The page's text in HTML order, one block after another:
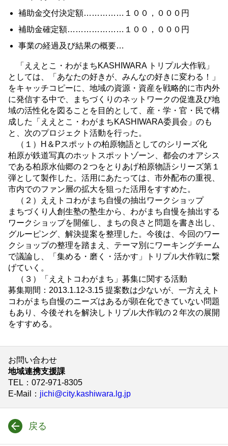
補助金交付決定額……………１００，０００円
補助金確定額…………………１００，０００円
事業の経過及び結果の概要…
「ええとこ・わがまちKASHIWARA トリプル大作戦」
としては、「あなたの好きが、みんなの好きに変わる！」
をキャッチコピーに、地域の資源・資産を戦略的に市内外
に発信する中で、まちづくりのネットワークの促進及び地
域の活性化を図ることを目的として、産・学・官・民で構
成した「ええとこ・わがまちKASHIWARA委員会」のも
と、次のプロジェクト活動を行った。
（１）H＆Pスポットの柏原物語としてのシリーズ化
柏原が鉄道写真のホットスポットゾーン、都会のオアシス
である柏原水仙郷の２つをとりあげ柏原物語シリーズ第１
弾として製作した。活用にあたっては、市外配布の重視、
市内でのファン層の拡大を狙った活用をすすめた。
（２）ええトコわがまち自慢の抽出ワークショップ
まちづくり人創生塾の塾生から、わがまち自慢を抽出する
ワークショップを開催し、まちの良さと問題を書き出し、
グルーピング、解決提案を整理した。今後は、今回のワー
クショップの整理を踏まえ、テーマ別にワーキングチーム
で議論し、「集める・磨く・活かす」トリプル大作戦に繋
げていく。
（３）「ええトコわがまち」募集に関する活動
募集期間：2013.1.12-3.15 提案数は少ないが、一方ええト
コわがまち自慢のニーズはあるが顕在化できていない問題
もあり、今後それを解決しトリプル大作戦の２年次の展開
をすすめる。
お問い合わせ
地域連携支援課
TEL ：072-971-8305
E-Mail
： jichi@city.kashiwara.lg.jp
戻る